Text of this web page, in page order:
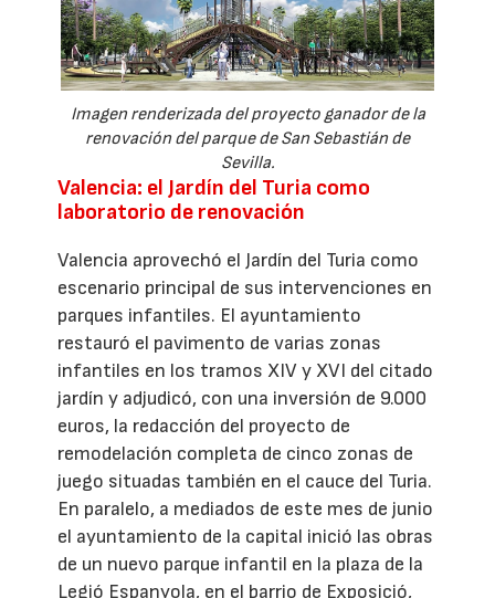
Imagen renderizada del proyecto ganador de la
renovación del parque de San Sebastián de
Sevilla.
Valencia: el Jardín del Turia como
laboratorio de renovación
Valencia aprovechó el Jardín del Turia como
escenario principal de sus intervenciones en
parques infantiles. El ayuntamiento
restauró el pavimento de varias zonas
infantiles en los tramos XIV y XVI del citado
jardín y adjudicó, con una inversión de 9.000
euros, la redacción del proyecto de
remodelación completa de cinco zonas de
juego situadas también en el cauce del Turia.
En paralelo, a mediados de este mes de junio
el ayuntamiento de la capital inició las obras
de un nuevo parque infantil en la plaza de la
Legió Espanyola, en el barrio de Exposició,